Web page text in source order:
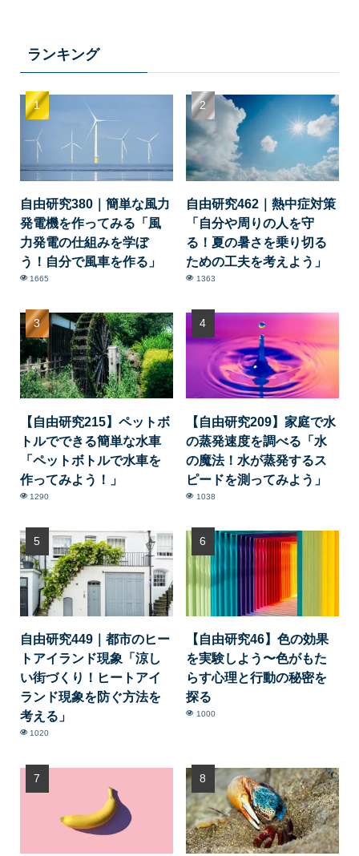
ランキング
自由研究380｜簡単な風力
発電機を作ってみる「風
力発電の仕組みを学ぼ
う！自分で風車を作る」
1665
自由研究462｜熱中症対策
「自分や周りの人を守
る！夏の暑さを乗り切る
ための工夫を考えよう」
1363
【自由研究215】ペットボ
トルでできる簡単な水車
「ペットボトルで水車を
作ってみよう！」
1290
【自由研究209】家庭で水
の蒸発速度を調べる「水
の魔法！水が蒸発するス
ピードを測ってみよう」
1038
自由研究449｜都市のヒー
トアイランド現象「涼し
い街づくり！ヒートアイ
ランド現象を防ぐ方法を
考える」
1020
【自由研究46】色の効果
を実験しよう〜色がもた
らす心理と行動の秘密を
探る
1000